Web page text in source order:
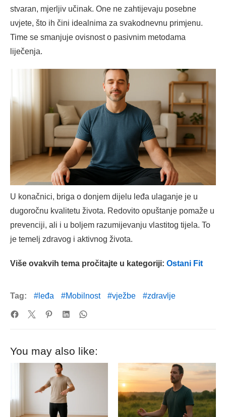
stvaran, mjerljiv učinak. One ne zahtijevaju posebne
uvjete, što ih čini idealnima za svakodnevnu primjenu.
Time se smanjuje ovisnost o pasivnim metodama
liječenja.
U konačnici, briga o donjem dijelu leđa ulaganje je u
dugoročnu kvalitetu života. Redovito opuštanje pomaže u
prevenciji, ali i u boljem razumijevanju vlastitog tijela. To
je temelj zdravog i aktivnog života.
Više ovakvih tema pročitajte u kategoriji: Ostani Fit
Tag: leđa Mobilnost vježbe zdravlje
You may also like: